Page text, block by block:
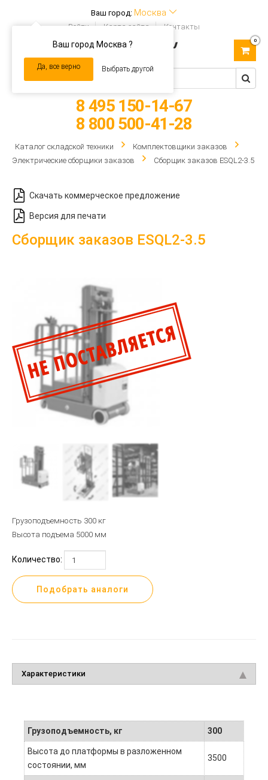
Ваш город: Москва
Ваш город Москва ?
Да, все верно Выбрать другой
Войти Карта сайта Контакты
navigation
0
8 495 150-14-67
8 800 500-41-28
Каталог складской техники
Комплектовщики заказов
Электрические сборщики заказов
Сборщик заказов ESQL2-3.5
Скачать коммерческое предложение
Версия для печати
Сборщик заказов ESQL2-3.5
Грузоподъемность 300 кг
Высота подъема 5000 мм
Количество:
Подобрать аналоги
Характеристики
Грузоподъемность, кг 300
Высота до платформы в разложенном
состоянии, мм
3500